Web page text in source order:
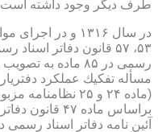
طرف دیگر وجود داشته
رسمی در ۸۵ ماده
مسأله تفكیك عملكرد
(ماده ۲۴ و ۲۵ نظامنامه مزبور)